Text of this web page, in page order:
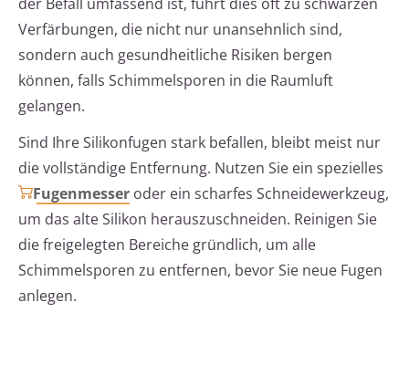
Verfärbungen, die nicht nur unansehnlich sind,
sondern auch gesundheitliche Risiken bergen
können, falls Schimmelsporen in die Raumluft
gelangen.
Sind Ihre Silikonfugen stark befallen, bleibt meist nur
die vollständige Entfernung. Nutzen Sie ein spezielles
Fugenmesser oder ein scharfes Schneidewerkzeug,
um das alte Silikon herauszuschneiden. Reinigen Sie
die freigelegten Bereiche gründlich, um alle
Schimmelsporen zu entfernen, bevor Sie neue Fugen
anlegen.